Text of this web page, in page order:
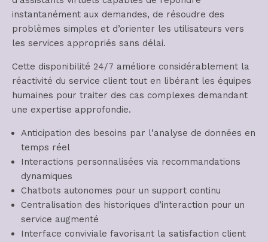
instantanément aux demandes, de résoudre des
problèmes simples et d’orienter les utilisateurs vers
les services appropriés sans délai.
Cette disponibilité 24/7 améliore considérablement la
réactivité du service client tout en libérant les équipes
humaines pour traiter des cas complexes demandant
une expertise approfondie.
Anticipation des besoins par l’analyse de données en
temps réel
Interactions personnalisées via recommandations
dynamiques
Chatbots autonomes pour un support continu
Centralisation des historiques d’interaction pour un
service augmenté
Interface conviviale favorisant la satisfaction client